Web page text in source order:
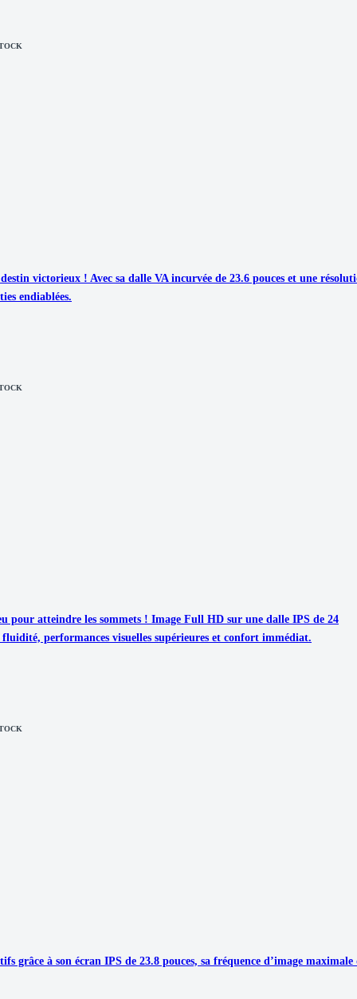
victorieux ! Avec sa dalle VA incurvée de 23.6 pouces et une
endiablées.
pour atteindre les sommets ! Image Full HD sur une dalle IPS de 24
performances visuelles supérieures et confort immédiat.
grâce à son écran IPS de 23.8 pouces, sa fréquence d’image maximale